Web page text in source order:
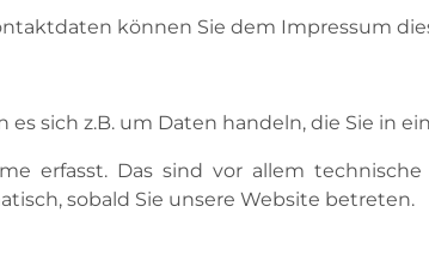
können Sie dem Impressum
sich z.B. um Daten handeln, die Sie in
erfasst. Das sind vor allem technische
sobald Sie unsere Website betreten.